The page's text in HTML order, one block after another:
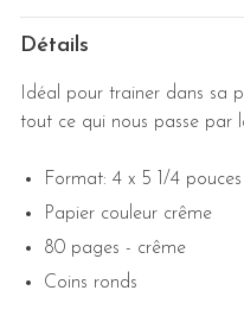
Détails
Idéal pour trainer dans sa
tout ce qui nous passe par
Format: 4 x 5 1/4 pouces
Papier couleur crême
80 pages - crême
Coins ronds